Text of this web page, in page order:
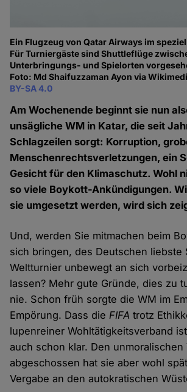
Ein Flugzeug von Qatar Airways im
Für Turniergäste sind Shuttleflüge
Unterbringungs- und Spielorten
Foto: Md Shaifuzzaman Ayon via
BY-SA 4.0
Am Wochenende beginnt sie nun
unsägliche WM in Katar, die seit
Schlagzeilen sorgt: Korruption,
Menschenrechtsverletzungen, ein
Gesicht für den Klimaschutz. Wohl
so viele Boykott-Ankündigungen.
sie umgesetzt werden, wird sich
Und, werden Sie mitmachen beim
sich bringen, des Deutschen liebste
Weltturnier unbewegt an sich
lassen? Mehr gute Gründe, dies zu
nie. Schon früh sorgte die WM im
Empörung. Dass dieFIFA trotz
lupenreiner Wohltätigkeitsverband
auch schon klar. Den unmoralischen
abgeschossen hat sie aber wohl
Vergabe an den autokratischen